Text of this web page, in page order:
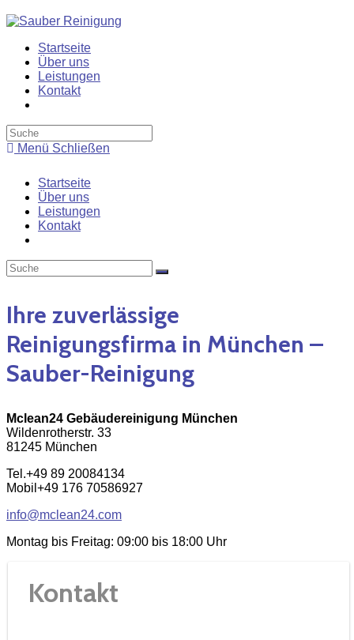
Zum
Inhalt
springen
Startseite
Über uns
Leistungen
Kontakt
search
Menü Schließen
Startseite
Über uns
Leistungen
Kontakt
search
Ihre zuverlässige
Reinigungsfirma in München –
Sauber-Reinigung
Mclean24 Gebäudereinigung München
Wildenrotherstr. 33
81245 München
Tel.+49 89 20084134
Mobil+49 176 70586927
info@mclean24.com
Montag bis Freitag: 09:00 bis 18:00 Uhr
Kontakt